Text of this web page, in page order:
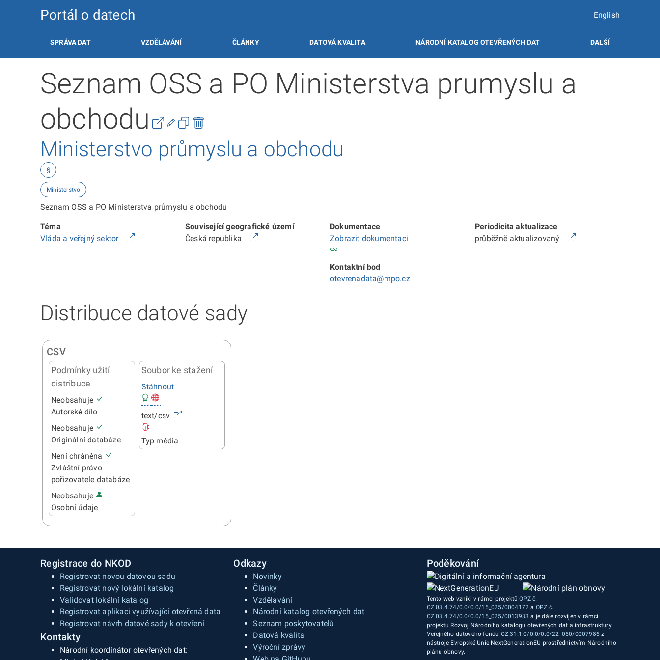
Portál o datech English
SPRÁVA DAT VZDĚLÁVÁNÍ ČLÁNKY DATOVÁ KVALITA NÁRODNÍ KATALOG OTEVŘENÝCH DAT DALŠÍ
Seznam OSS a PO Ministerstva prumyslu a
obchodu
Ministerstvo průmyslu a obchodu
§
Ministerstvo
Seznam OSS a PO Ministerstva průmyslu a obchodu
Téma
Vláda a veřejný sektor
Související geografické území
Česká republika
Dokumentace
Zobrazit dokumentaci
Kontaktní bod
otevrenadata@mpo.cz
Periodicita aktualizace
průběžně aktualizovaný
Distribuce datové sady
CSV
Podmínky užití
distribuce
Neobsahuje
Autorské dílo
Neobsahuje
Originální databáze
Není chráněna
Zvláštní právo
pořizovatele databáze
Neobsahuje
Osobní údaje
Soubor ke stažení
Stáhnout
text/csv
Typ média
Registrace do NKOD
Registrovat novou datovou sadu
Registrovat nový lokální katalog
Validovat lokální katalog
Registrovat aplikaci využívající otevřená data
Registrovat návrh datové sady k otevření
Kontakty
Národní koordinátor otevřených dat:
Odkazy
Novinky
Články
Vzdělávání
Národní katalog otevřených dat
Seznam poskytovatelů
Datová kvalita
Výroční zprávy
Poděkování
Tento web vznikl v rámci projektůOPZ č.
CZ.03.4.74/0.0/0.0/15_025/0004172 a OPZ č.
CZ.03.4.74/0.0/0.0/15_025/0013983 a je dále rozvíjen v rámci
projektu Rozvoj Národního katalogu otevřených dat a infrastruktury
Veřejného datového fondu CZ.31.1.0/0.0/0.0/22_050/0007986 z
nástroje Evropské Unie NextGenerationEU prostřednictvím Národního
plánu obnovy.